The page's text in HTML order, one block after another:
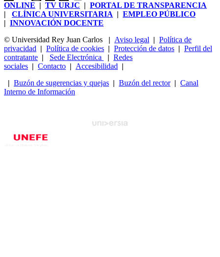
ONLINE | TV URJC | PORTAL DE TRANSPARENCIA
| CLÍNICA UNIVERSITARIA | EMPLEO PÚBLICO
| INNOVACIÓN DOCENTE
© Universidad Rey Juan Carlos
| Aviso legal | Política de
privacidad | Política de cookies | Protección de datos | Perfil del
contratante | Sede Electrónica | Redes
sociales | Contacto | Accesibilidad |
| Buzón de sugerencias y quejas | Buzón del rector| Canal
Interno de Información